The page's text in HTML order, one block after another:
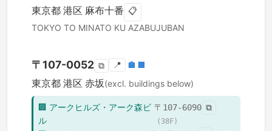
東京都 港区 麻布十番 📋
TOKYO TO MINATO KU AZABUJUBAN
〒 107-0052 ⧉ 📍 🏣 🏢
東京都 港区 赤坂(excl. buildings below)
🏢 アークヒルズ・アーク森ビ
ル
〒 107-6090 ⧉
( 38F)